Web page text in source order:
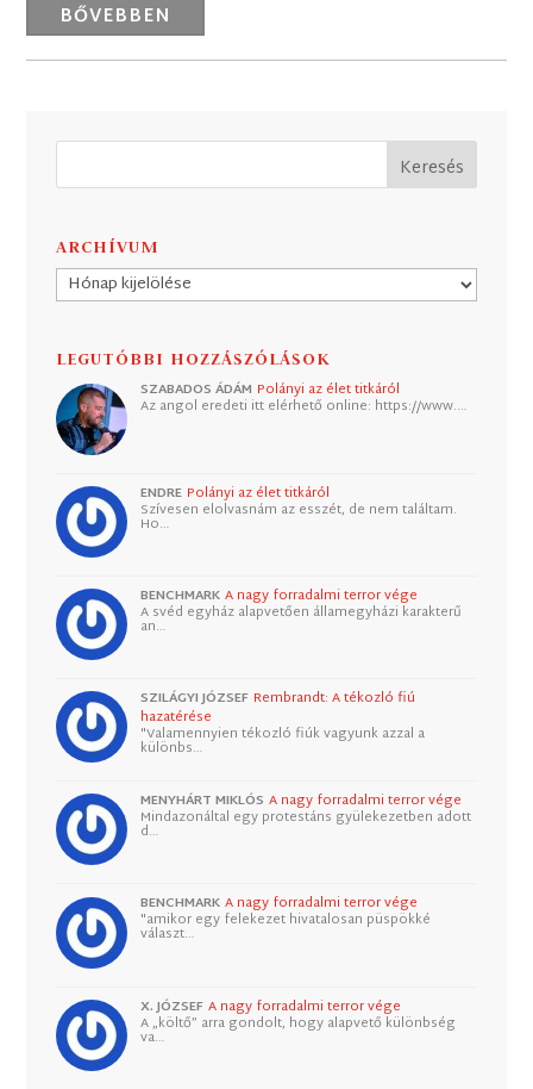
BŐVEBBEN
ARCHÍVUM
Archívum
LEGUTÓBBI HOZZÁSZÓLÁSOK
SZABADOS ÁDÁM Polányi az élet titkáról
Az angol eredeti itt elérhető online: https://www.…
ENDRE Polányi az élet titkáról
Szívesen elolvasnám az esszét, de nem találtam.
Ho…
BENCHMARK A nagy forradalmi terror vége
A svéd egyház alapvetően államegyházi karakterű
an…
SZILÁGYI JÓZSEF Rembrandt: A tékozló fiú
hazatérése
"Valamennyien tékozló fiúk vagyunk azzal a
különbs…
MENYHÁRT MIKLÓS A nagy forradalmi terror vége
Mindazonáltal egy protestáns gyülekezetben adott
d…
BENCHMARK A nagy forradalmi terror vége
"amikor egy felekezet hivatalosan püspökké
választ…
X. JÓZSEF A nagy forradalmi terror vége
A „költő” arra gondolt, hogy alapvető különbség
va…